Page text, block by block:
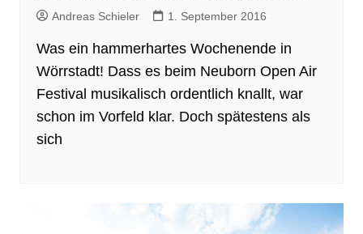
Andreas Schieler 1. September 2016
Was ein hammerhartes Wochenende in
Wörrstadt! Dass es beim Neuborn Open Air
Festival musikalisch ordentlich knallt, war
schon im Vorfeld klar. Doch spätestens als
sich